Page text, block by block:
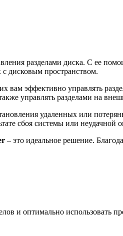
разделами диска. С ее
дисковым пространством.
эффективно управлять
управлять разделами на
удаленных или
сбоя системы или неудачной
– это идеальное решение.
и оптимально использовать